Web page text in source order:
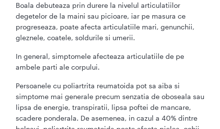
Boala debuteaza prin durere la nivelul articulatiilor
degetelor de la maini sau picioare, iar pe masura ce
progreseaza, poate afecta articulatiile mari, genunchii,
gleznele, coatele, soldurile si umerii.
In general, simptomele afecteaza articulatiile de pe
ambele parti ale corpului.
Persoanele cu poliartrita reumatoida pot sa aiba si
simptome mai generale precum senzatia de oboseala sau
lipsa de energie, transpiratii, lipsa poftei de mancare,
scadere ponderala. De asemenea, in cazul a 40% dintre